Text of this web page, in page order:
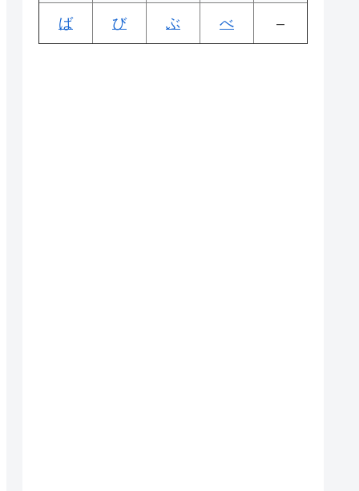
ば び ぶ べ –